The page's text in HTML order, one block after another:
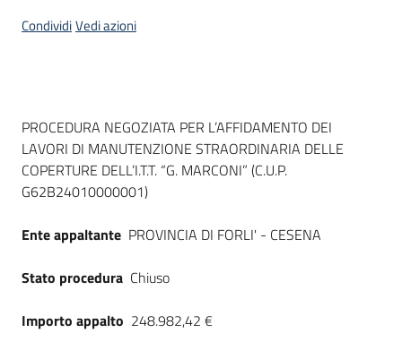
CondividiVedi azioni
Dati del bando
PROCEDURA NEGOZIATA PER L’AFFIDAMENTO DEI
LAVORI DI MANUTENZIONE STRAORDINARIA DELLE
COPERTURE DELL’I.T.T. “G. MARCONI” (C.U.P.
G62B24010000001)
Ente appaltante PROVINCIA DI FORLI' - CESENA
Stato procedura Chiuso
Importo appalto 248.982,42 €